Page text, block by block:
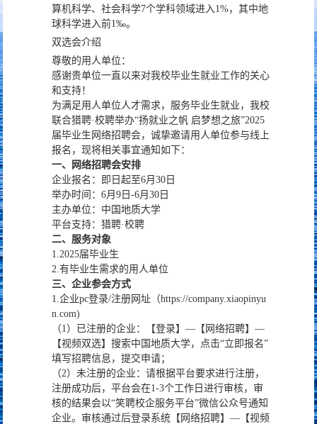
算机科学、社会科学7个学科领域进入1%，其中地
球科学进入前1‰。
双选会介绍
尊敬的用人单位：
感谢贵单位一直以来对我校毕业生就业工作的关心
和支持！
为满足用人单位人才需求，服务毕业生就业，我校
联合猎聘·校聘举办“扬就业之帆 启梦想之旅”2025
届毕业生网络招聘会，诚挚邀请用人单位参与线上
报名，现将相关事宜通知如下：
一、 网络招聘会安排
企业报名：即日起至6月30日
举办时间：6月9日-6月30日
主办单位：中国地质大学
平台支持：猎聘·校聘
二、服务对象
1.2025届毕业生
2.有毕业生需求的用人单位
三、企业参会方式
1.企业pc登录/注册网址（https://company.xiaopinyu
n.com)
（1）已注册的企业：【登录】—【网络招聘】—
【视频双选】搜索中国地质大学，点击“立即报名”
填写招聘信息，提交申请；
（2）未注册的企业：请根据平台要求进行注册，
注册成功后，平台会在1-3个工作日进行审核，审
核的结果会以“笑聘校企服务平台”微信公众号通知
企业。审核通过后登录系统【网络招聘】—【视频